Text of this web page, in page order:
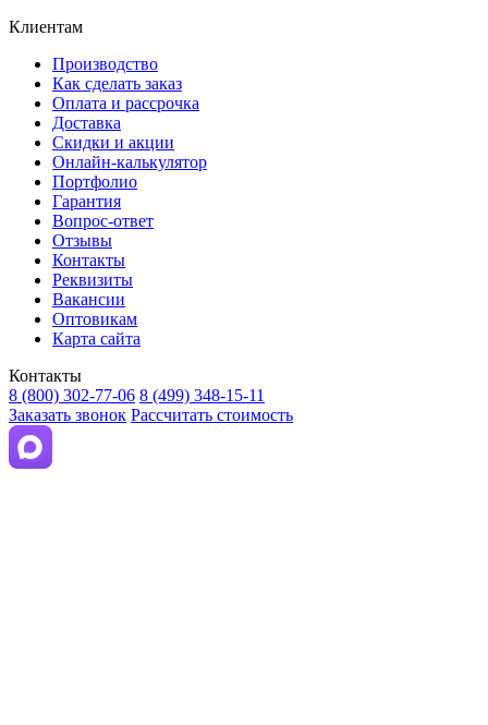
Клиентам
Производство
Как сделать заказ
Оплата и рассрочка
Доставка
Скидки и акции
Онлайн-калькулятор
Портфолио
Гарантия
Вопрос-ответ
Отзывы
Контакты
Реквизиты
Вакансии
Оптовикам
Карта сайта
Контакты
8 (800) 302-77-06 8 (499) 348-15-11
Заказать звонок Рассчитать стоимость